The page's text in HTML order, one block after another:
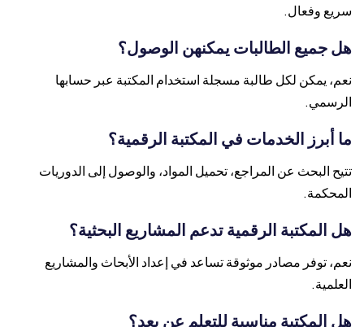
سريع وفعال.
هل جميع الطالبات يمكنهن الوصول؟
نعم، يمكن لكل طالبة مسجلة استخدام المكتبة عبر حسابها
الرسمي.
ما أبرز الخدمات في المكتبة الرقمية؟
تتيح البحث عن المراجع، تحميل المواد، والوصول إلى الدوريات
المحكمة.
هل المكتبة الرقمية تدعم المشاريع البحثية؟
نعم، توفر مصادر موثوقة تساعد في إعداد الأبحاث والمشاريع
العلمية.
هل المكتبة مناسبة للتعلم عن بعد؟